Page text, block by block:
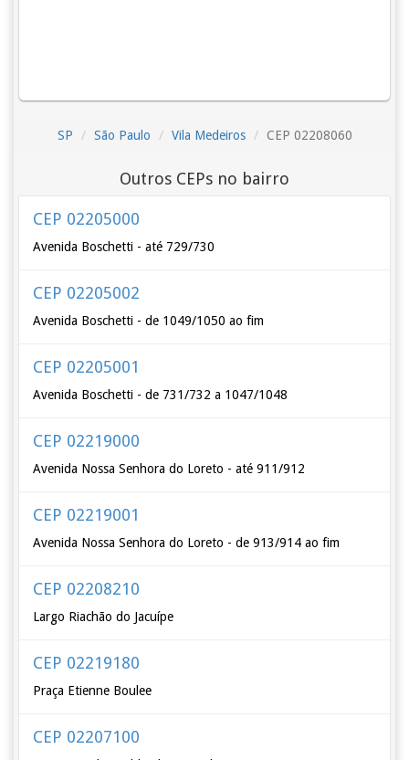
SP São Paulo Vila Medeiros CEP 02208060
Outros CEPs no bairro
CEP 02205000
Avenida Boschetti - até 729/730
CEP 02205002
Avenida Boschetti - de 1049/1050 ao fim
CEP 02205001
Avenida Boschetti - de 731/732 a 1047/1048
CEP 02219000
Avenida Nossa Senhora do Loreto - até 911/912
CEP 02219001
Avenida Nossa Senhora do Loreto - de 913/914 ao fim
CEP 02208210
Largo Riachão do Jacuípe
CEP 02219180
Praça Etienne Boulee
CEP 02207100